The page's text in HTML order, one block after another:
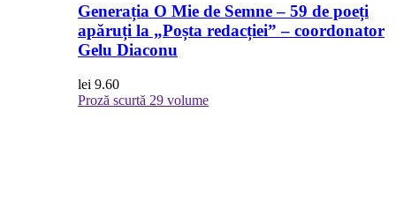
Generația O Mie de Semne – 59 de poeți
apăruți la „Poșta redacției” – coordonator
Gelu Diaconu
lei 9.60
Proză scurtă 29 volume